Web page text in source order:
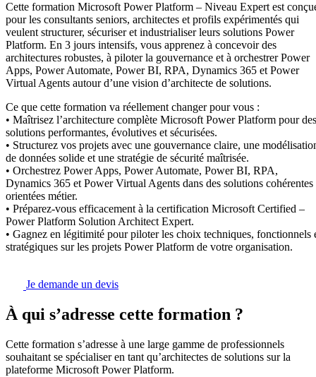
Cette formation Microsoft Power Platform – Niveau Expert est
pour les consultants seniors, architectes et profils expérimentés qui
veulent structurer, sécuriser et industrialiser leurs solutions Power
Platform. En 3 jours intensifs, vous apprenez à concevoir des
architectures robustes, à piloter la gouvernance et à orchestrer Power
Apps, Power Automate, Power BI, RPA, Dynamics 365 et Power
Virtual Agents autour d’une vision d’architecte de solutions.
Ce que cette formation va réellement changer pour vous :
• Maîtrisez l’architecture complète Microsoft Power Platform pour des
solutions performantes, évolutives et sécurisées.
• Structurez vos projets avec une gouvernance claire, une
de données solide et une stratégie de sécurité maîtrisée.
• Orchestrez Power Apps, Power Automate, Power BI, RPA,
Dynamics 365 et Power Virtual Agents dans des solutions cohérentes
orientées métier.
• Préparez-vous efficacement à la certification Microsoft Certified –
Power Platform Solution Architect Expert.
• Gagnez en légitimité pour piloter les choix techniques, fonctionnels
stratégiques sur les projets Power Platform de votre organisation.
Je demande un devis
À qui s’adresse cette formation ?
Cette formation s’adresse à une large gamme de professionnels
souhaitant se spécialiser en tant qu’architectes de solutions sur la
plateforme Microsoft Power Platform.